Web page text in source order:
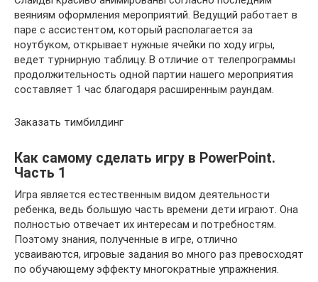
веяниям оформления мероприятий. Ведущий работает в
паре с ассистентом, который располагается за
ноутбуком, открывает нужные ячейки по ходу игры,
ведет турнирную таблицу. В отличие от телепрограммы
продолжительность одной партии нашего мероприятия
составляет 1 час благодаря расширенным раундам.
Заказать тимбилдинг
Как самому сделать игру в PowerPoint.
Часть 1
Игра является естественным видом деятельности
ребенка, ведь большую часть времени дети играют. Она
полностью отвечает их интересам и потребностям.
Поэтому знания, полученные в игре, отлично
усваиваются, игровые задания во много раз превосходят
по обучающему эффекту многократные упражнения.